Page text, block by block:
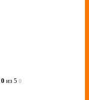
0 из 5 0